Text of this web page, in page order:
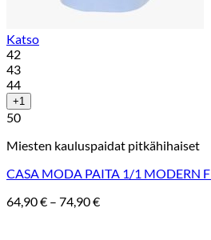
Katso
42
43
44
+1
50
Miesten kauluspaidat pitkähihaiset
CASA MODA PAITA 1/1 MODERN
64,90€ – 74,90€Hintaluokka: